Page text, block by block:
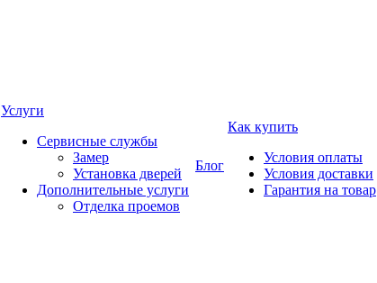
Услуги
Сервисные службы
Замер
Установка дверей
Дополнительные услуги
Отделка проемов
Блог
Как купить
Условия оплаты
Условия доставки
Гарантия на товар